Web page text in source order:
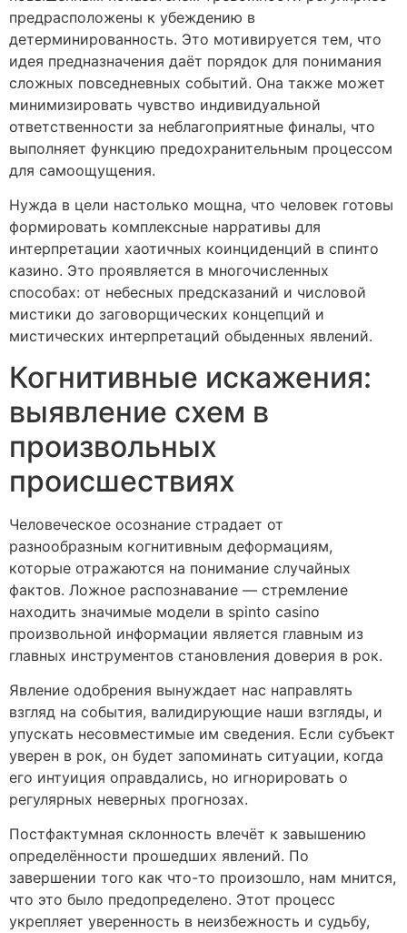
предрасположены к убеждению в
детерминированность. Это мотивируется тем, что
идея предназначения даёт порядок для понимания
сложных повседневных событий. Она также может
минимизировать чувство индивидуальной
ответственности за неблагоприятные финалы, что
выполняет функцию предохранительным процессом
для самоощущения.
Нужда в цели настолько мощна, что человек готовы
формировать комплексные нарративы для
интерпретации хаотичных коинциденций в спинто
казино. Это проявляется в многочисленных
способах: от небесных предсказаний и числовой
мистики до заговорщических концепций и
мистических интерпретаций обыденных явлений.
Когнитивные искажения:
выявление схем в
произвольных
происшествиях
Человеческое осознание страдает от
разнообразным когнитивным деформациям,
которые отражаются на понимание случайных
фактов. Ложное распознавание — стремление
находить значимые модели в spinto casino
произвольной информации является главным из
главных инструментов становления доверия в рок.
Явление одобрения вынуждает нас направлять
взгляд на события, валидирующие наши взгляды, и
упускать несовместимые им сведения. Если субъект
уверен в рок, он будет запоминать ситуации, когда
его интуиция оправдались, но игнорировать о
регулярных неверных прогнозах.
Постфактумная склонность влечёт к завышению
определённости прошедших явлений. По
завершении того как что-то произошло, нам мнится,
что это было предопределено. Этот процесс
укрепляет уверенность в неизбежность и судьбу,